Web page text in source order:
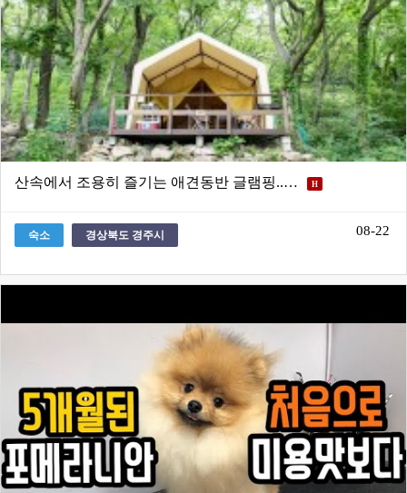
산속에서 조용히 즐기는 애견동반 글램핑..… H
숙소 경상북도 경주시 08-22